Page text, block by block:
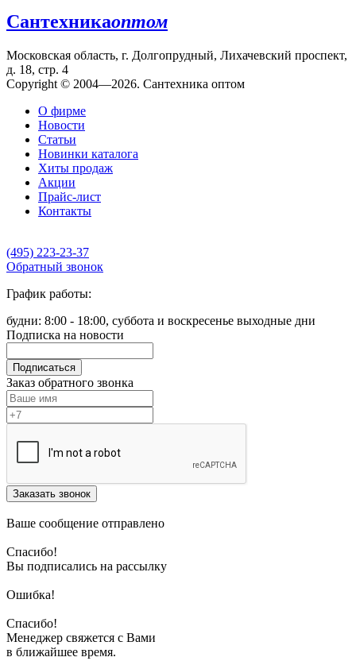
Сантехникаоптом
Московская область, г. Долгопрудный, Лихачевский проспект,
д. 18, стр. 4
Copyright © 2004—2026. Сантехника оптом
О фирме
Новости
Статьи
Новинки каталога
Хиты продаж
Акции
Прайс-лист
Контакты
(495) 223-23-37
Обратный звонок
График работы:
будни: 8:00 - 18:00, суббота и воскресенье выходные дни
Подписка на новости
Подписаться
Заказ обратного звонка
Заказать звонок
Ваше сообщение отправлено
Спасибо!
Вы подписались на рассылку
Ошибка!
Спасибо!
Менеджер свяжется с Вами
в ближайшее время.